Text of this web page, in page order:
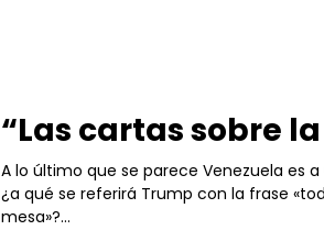
“Las cartas sobre
A lo último que se parece Venezuela es
¿a qué se referirá Trump con la frase
mesa»?...